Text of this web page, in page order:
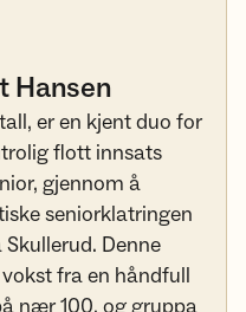
Hansen
er en kjent duo for
flott innsats
gjennom å
seniorklatringen
Denne
fra en håndfull
nær 100, og gruppa